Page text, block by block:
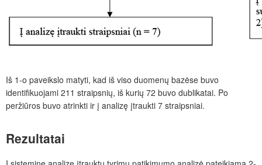
Iš 1-o paveikslo matyti, kad iš viso duomenų bazėse buvo
identifikuojami 211 straipsnių, iš kurių 72 buvo dublikatai. Po
peržiūros buvo atrinkti ir į analizę įtraukti 7 straipsniai.
Rezultatai